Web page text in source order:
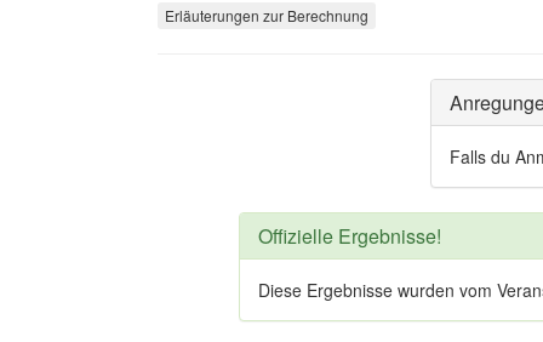
Erläuterungen zur Berechnung
Falls du
Offizielle Ergebnisse!
Diese Ergebnisse wurden vom